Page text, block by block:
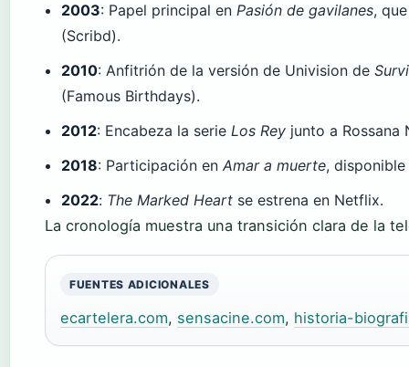
2003: Papel principal enPasión de gavilanes,
(Scribd).
2010: Anfitrión de la versión de Univision de
(Famous Birthdays).
2012: Encabeza la serieLos Rey junto a Rossana
2018: Participación enAmar a muerte,
2022: The Marked Heart se estrena en Netflix.
La cronología muestra una transición clara de la
FUENTES ADICIONALES
ecartelera.com, sensacine.com, historia-